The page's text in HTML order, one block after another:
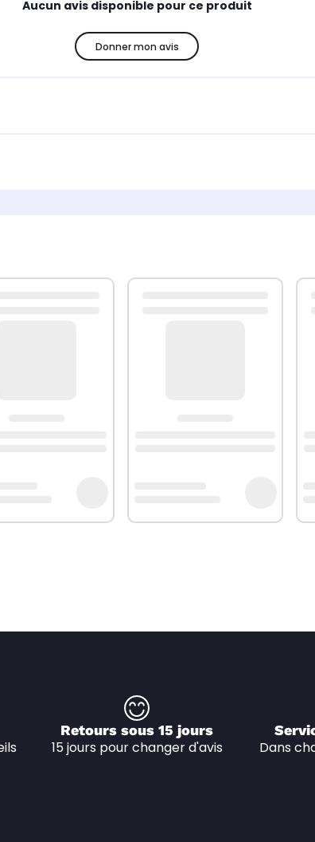
Aucun avis disponible pour ce produit
Donner mon avis
Retours sous 15 jours
15 jours pour changer d'avis Dans